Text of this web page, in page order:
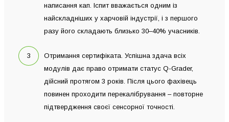
написання кап. Іспит вважається одним із
найскладніших у харчовій індустрії, і з першого
разу його складають близько 30–40% учасників.
Отримання сертифіката. Успішна здача всіх
модулів дає право отримати статус Q-Grader,
дійсний протягом 3 років. Після цього фахівець
повинен проходити перекалібрування – повторне
підтвердження своєї сенсорної точності.